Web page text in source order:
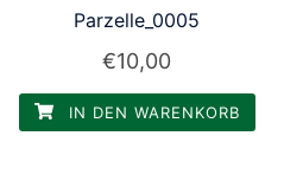
Parzelle_0005
€10,00
IN DEN WARENKORB